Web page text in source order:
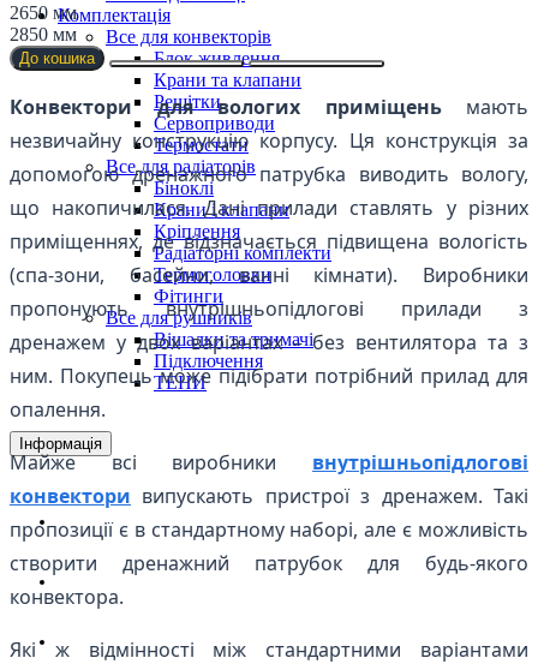
Комплектація
Все для конвекторів
Блок живлення
Крани та клапани
Решітки
Сервоприводи
Термостати
Все для радіаторів
Біноклі
Крани і клапани
Кріплення
Радіаторні комплекти
Термоголовки
Фітинги
Все для рушників
Вішалки та тримачі
Підключення
ТЕНИ
Інформація
Доставка і оплата
Партнерам
2650 мм
2850 мм
До кошика
Конвектори для вологих приміщеньмають
незвичайну конструкцію корпусу. Ця конструкція за
допомогою дренажного патрубка виводить вологу,
що накопичилася. Дані прилади ставлять у різних
приміщеннях, де відзначається підвищена вологість
(спа-зони, басейни, ванні кімнати). Виробники
пропонують внутрішньопідлогові прилади з
дренажем у двох варіантах – без вентилятора та з
ним. Покупець може підібрати потрібний прилад для
опалення.
Майже всі виробники внутрішньопідлогові
конвектори випускають пристрої з дренажем. Такі
пропозиції є в стандартному наборі, але є можливість
створити дренажний патрубок для будь-якого
конвектора.
Які ж відмінності між стандартними варіантами